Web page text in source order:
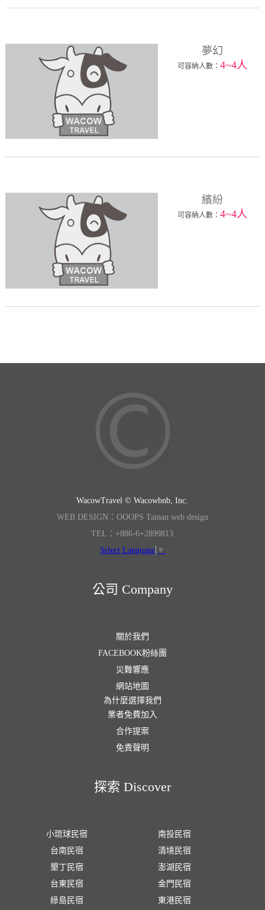
夢幻
可容納人數：4~4人
繽紛
可容納人數：4~4人
WacowTravel © Wacowbnb, Inc.
WEB DESIGN：OOOPS Tainan web design
TEL：+886-6+2899813
Select Language ▼
公司 Company
關於我們
FACEBOOK粉絲團
災難響應
網站地圖
為什麼選擇我們
業者免費加入
合作提案
免責聲明
探索 Discover
小琉球民宿
台南民宿
墾丁民宿
台東民宿
綠島民宿
南投民宿
清境民宿
澎湖民宿
金門民宿
東港民宿